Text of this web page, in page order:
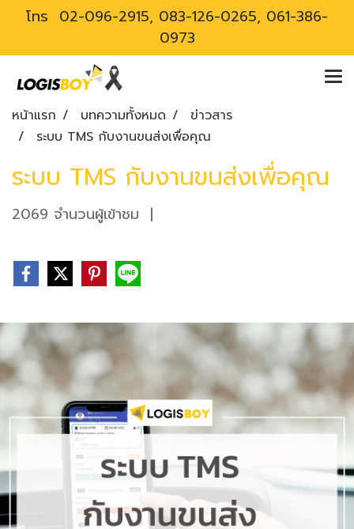
โทร 02-096-2915, 083-126-0265, 061-386-
0973
หน้าแรก บทความทั้งหมด
ข่าวสาร
ระบบ TMS กับงานขนส่งเพื่อคุณ
ระบบ TMS กับงานขนส่งเพื่อคุณ
2069 จำนวนผู้เข้าชม |